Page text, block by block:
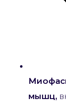
мышц,